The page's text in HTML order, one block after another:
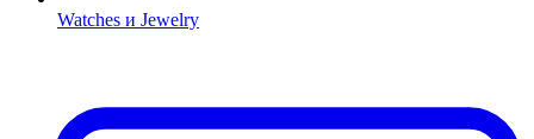
Watches и Jewelry